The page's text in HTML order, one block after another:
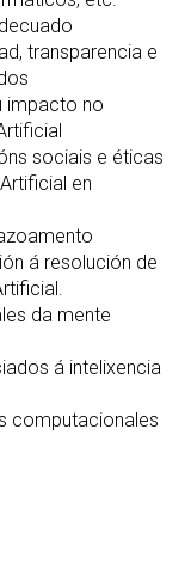
transparencia e
impacto no
sociais e éticas
en
á resolución de
da mente
á intelixencia
computacionales